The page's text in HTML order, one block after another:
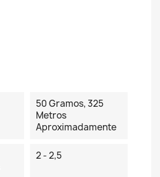
50 Gramos, 325
Metros
Aproximadamente
2 - 2,5